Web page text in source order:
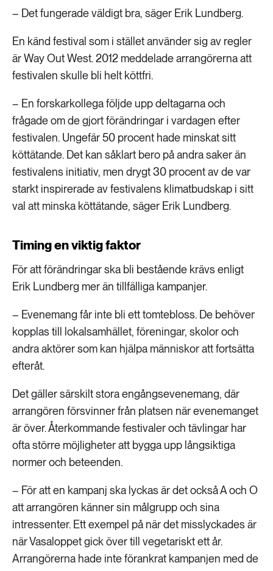
– Det fungerade väldigt bra, säger Erik Lundberg.
En känd festival som i stället använder sig av regler
är Way Out West. 2012 meddelade arrangörerna att
festivalen skulle bli helt köttfri.
– En forskarkollega följde upp deltagarna och
frågade om de gjort förändringar i vardagen efter
festivalen. Ungefär 50 procent hade minskat sitt
köttätande. Det kan såklart bero på andra saker än
festivalens initiativ, men drygt 30 procent av de var
starkt inspirerade av festivalens klimatbudskap i sitt
val att minska köttätande, säger Erik Lundberg.
Timing en viktig faktor
För att förändringar ska bli bestående krävs enligt
Erik Lundberg mer än tillfälliga kampanjer.
– Evenemang får inte bli ett tomtebloss. De behöver
kopplas till lokalsamhället, föreningar, skolor och
andra aktörer som kan hjälpa människor att fortsätta
efteråt.
Det gäller särskilt stora engångsevenemang, där
arrangören försvinner från platsen när evenemanget
är över. Återkommande festivaler och tävlingar har
ofta större möjligheter att bygga upp långsiktiga
normer och beteenden.
– För att en kampanj ska lyckas är det också A och O
att arrangören känner sin målgrupp och sina
intressenter. Ett exempel på när det misslyckades är
när Vasaloppet gick över till vegetariskt ett år.
Arrangörerna hade inte förankrat kampanjen med de